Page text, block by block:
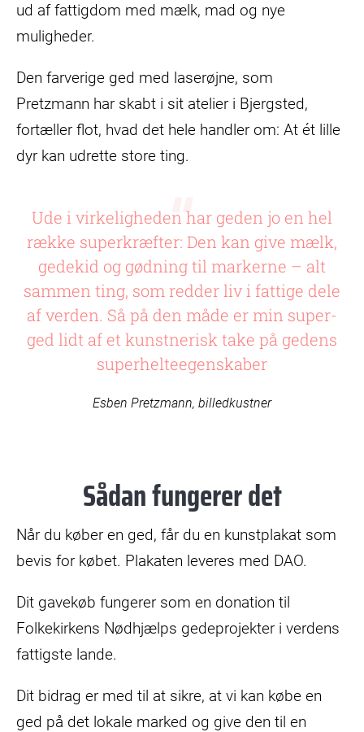
ud af fattigdom med mælk, mad og nye
muligheder.
Den farverige ged med laserøjne, som
Pretzmann har skabt i sit atelier i Bjergsted,
fortæller flot, hvad det hele handler om: At ét lille
dyr kan udrette store ting.
Ude i virkeligheden har geden jo en hel
række superkræfter: Den kan give mælk,
gedekid og gødning til markerne – alt
sammen ting, som redder liv i fattige dele
af verden. Så på den måde er min super-
ged lidt af et kunstnerisk take på gedens
superhelteegenskaber
Esben Pretzmann, billedkustner
Sådan fungerer det
Når du køber en ged, får du en kunstplakat som
bevis for købet. Plakaten leveres med DAO.
Dit gavekøb fungerer som en donation til
Folkekirkens Nødhjælps gedeprojekter i verdens
fattigste lande.
Dit bidrag er med til at sikre, at vi kan købe en
ged på det lokale marked og give den til en